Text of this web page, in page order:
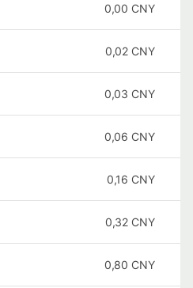
0,00 CNY
0,02 CNY
0,03 CNY
0,06 CNY
0,16 CNY
0,32 CNY
0,80 CNY